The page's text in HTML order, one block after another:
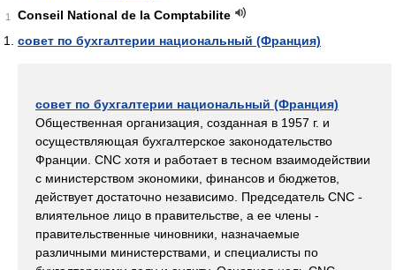
1
Conseil National de la Comptabilite
совет по бухгалтерии национальный (Франция)
совет по бухгалтерии национальный (Франция)
Общественная организация, созданная в 1957 г. и
осуществляющая бухгалтерское законодательство
Франции. CNC хотя и работает в тесном взаимодействии
с министерством экономики, финансов и бюджетов,
действует достаточно независимо. Председатель CNC -
влиятельное лицо в правительстве, а ее члены -
правительственные чиновники, назначаемые
различными министерствами, и специалисты по